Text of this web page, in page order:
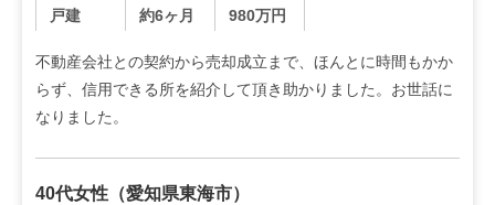
戸建
約6ヶ月
980万円
不動産会社との契約から売却成立まで、ほんとに時間もかか
らず、信用できる所を紹介して頂き助かりました。お世話に
なりました。
40代女性 （愛知県東海市）